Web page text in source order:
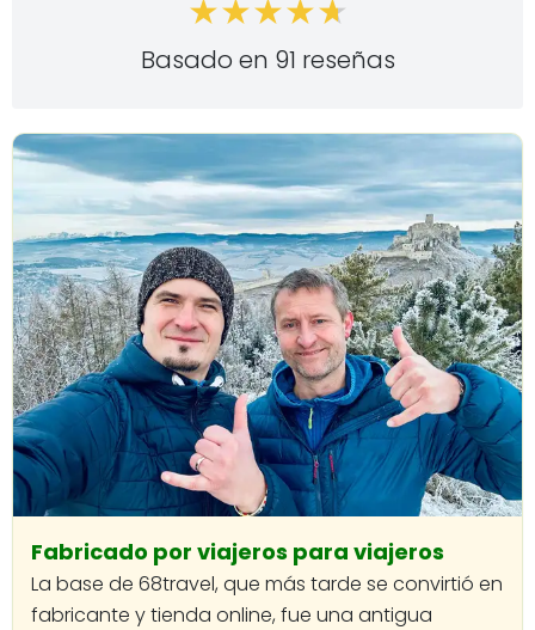
Basado en 91 reseñas
Fabricado por viajeros para viajeros
La base de 68travel, que más tarde se convirtió en
fabricante y tienda online, fue una antigua